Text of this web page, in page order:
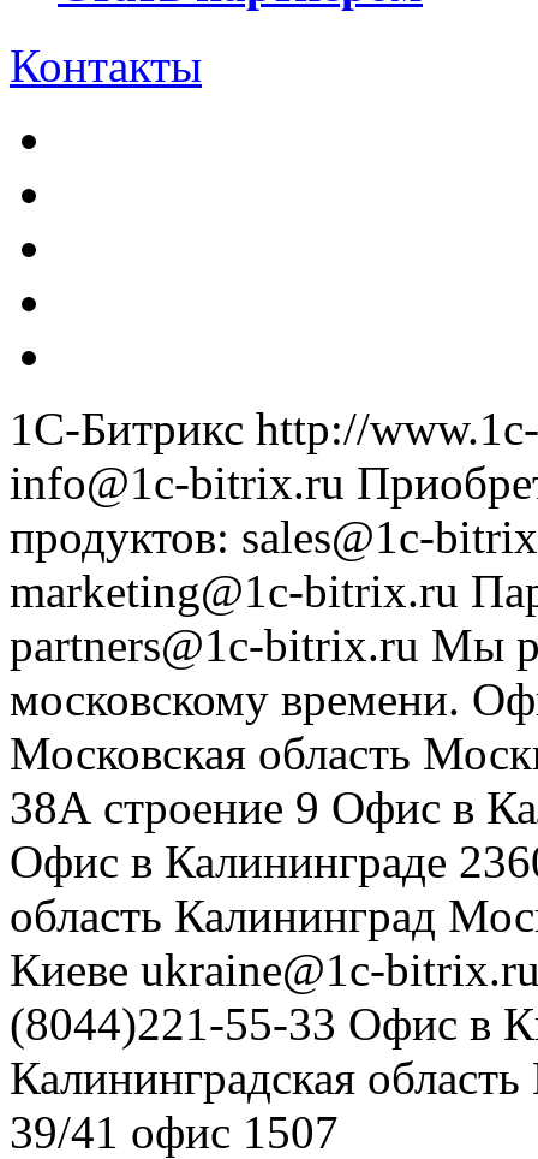
Контакты
1С-Битрикс http://
info@1c-bitrix.ru
продуктов: sales@1c-
marketing@1c-bitrix.ru
partners@1c-bitrix.ru Мы
московскому времени.
Московская область
38А строение 9 Офис в
Офис в Калининграде
область Калининград
Киеве ukraine@1c-
(8044)221-55-33 Офис в
Калининградская область
39/41 офис 1507